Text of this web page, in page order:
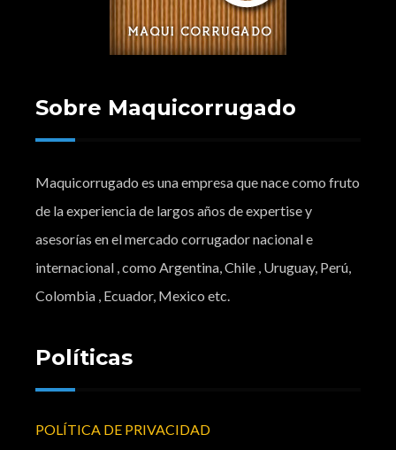
Sobre Maquicorrugado
Maquicorrugado es una empresa que nace como fruto
de la experiencia de largos años de expertise y
asesorías en el mercado corrugador nacional e
internacional , como Argentina, Chile , Uruguay, Perú,
Colombia , Ecuador, Mexico etc.
Políticas
POLÍTICA DE PRIVACIDAD